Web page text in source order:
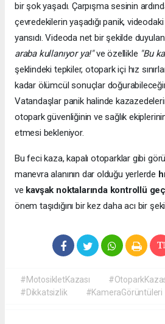
bir şok yaşadı. Çarpışma sesinin
çevredekilerin yaşadığı panik,
yansıdı. Videoda net bir şekilde duyulan
araba kullanıyor ya!"ve özellikle "Bu
şeklindeki tepkiler, otopark içi hız
kadar ölümcül sonuçlar
Vatandaşlar panik halinde
otopark güvenliğinin ve sağlık
etmesi bekleniyor.
Bu feci kaza, kapalı otoparklar gibi
manevra alanının dar olduğu yerlerde
ve kavşak noktalarında kontrollü
önem taşıdığını bir kez daha acı bir
#MotosikletKazası
#Dikkatsizlik
#KameraGörüntüleri